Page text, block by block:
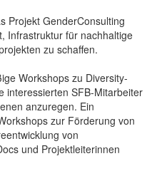
Projekt GenderConsulting
Infrastruktur für nachhaltige
zu schaffen.
Workshops zu Diversity-
interessierten SFB-Mitarbeiter
anzuregen. Ein
zur Förderung von
von
und Projektleiterinnen